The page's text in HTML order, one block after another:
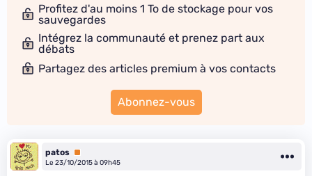
Profitez d'au moins 1 To de stockage pour vos
sauvegardes
Intégrez la communauté et prenez part aux
débats
Partagez des articles premium à vos contacts
Abonnez-vous
patos Premium
Le 23/10/2015 à 09h45